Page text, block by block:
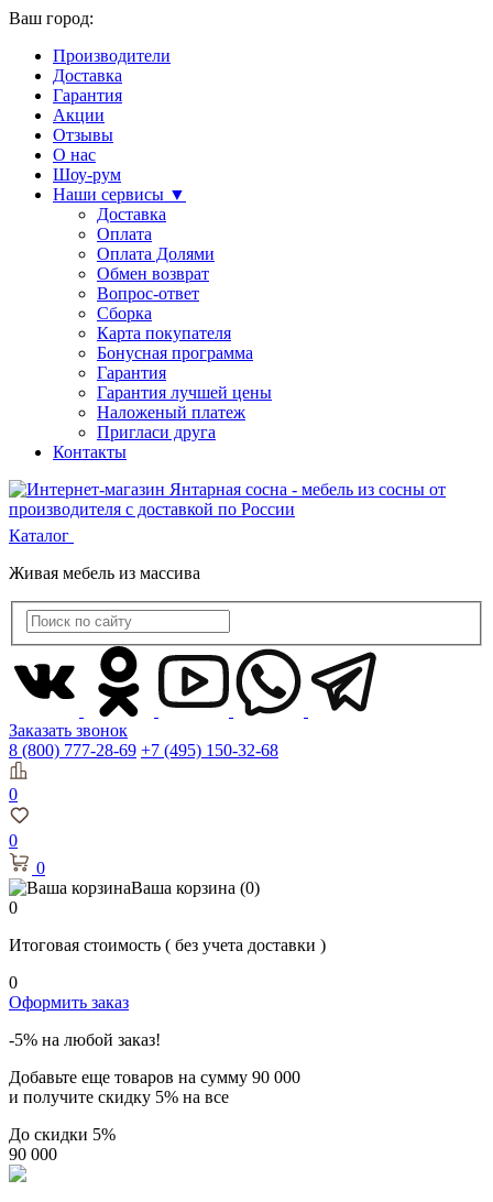
Ваш город:
Производители
Доставка
Гарантия
Акции
Отзывы
О нас
Шоу-рум
Наши сервисы ▼
Доставка
Оплата
Оплата Долями
Обмен возврат
Вопрос-ответ
Сборка
Карта покупателя
Бонусная программа
Гарантия
Гарантия лучшей цены
Наложеный платеж
Пригласи друга
Контакты
Каталог
Живая мебель из массива
Заказать звонок
8 (800) 777-28-69 +7 (495) 150-32-68
0
0
0
Ваша корзина (0)
0
Итоговая стоимость ( без учета доставки )
0
Оформить заказ
-5% на любой заказ!
Добавьте еще товаров на сумму 90 000
и получите скидку 5% на все
До скидки 5%
90 000